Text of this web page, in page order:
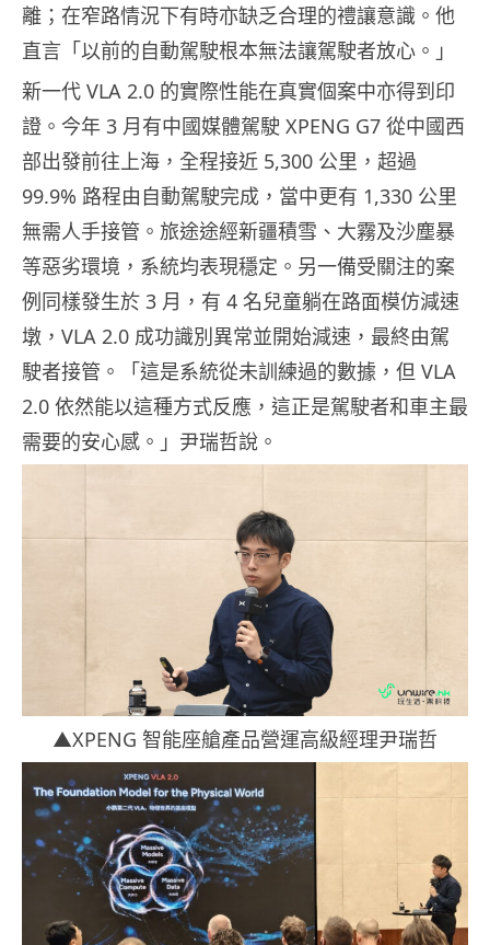
離；在窄路情況下有時亦缺乏合理的禮讓意識。他
直言「以前的自動駕駛根本無法讓駕駛者放心。」
新一代 VLA 2.0 的實際性能在真實個案中亦得到印
證。今年 3 月有中國媒體駕駛 XPENG G7 從中國西
部出發前往上海，全程接近 5,300 公里，超過
99.9% 路程由自動駕駛完成，當中更有 1,330 公里
無需人手接管。旅途途經新疆積雪、大霧及沙塵暴
等惡劣環境，系統均表現穩定。另一備受關注的案
例同樣發生於 3 月，有 4 名兒童躺在路面模仿減速
墩，VLA 2.0 成功識別異常並開始減速，最終由駕
駛者接管。「這是系統從未訓練過的數據，但 VLA
2.0 依然能以這種方式反應，這正是駕駛者和車主最
需要的安心感。」尹瑞哲說。
▲XPENG 智能座艙產品營運高級經理尹瑞哲